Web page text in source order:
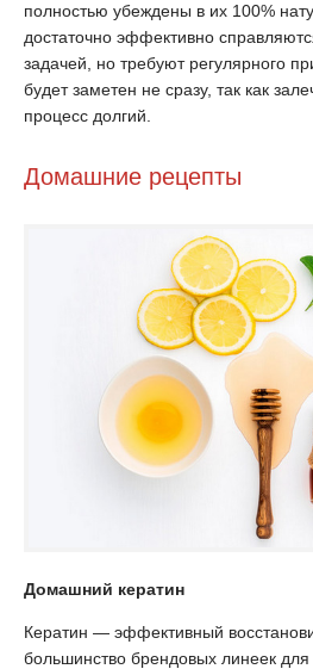
полностью убеждены в их 100%
достаточно эффективно
задачей, но требуют регулярного
будет заметен не сразу, так как
процесс долгий.
Домашние рецепты
Домашний кератин
Кератин — эффективный
большинство брендовых линеек для